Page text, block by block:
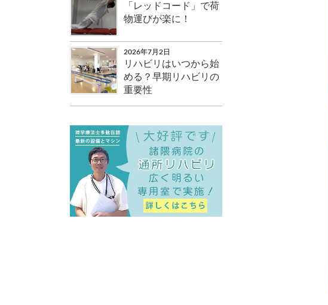
「レッドコード」で荷
物運びが楽に！
2026年7月2日
リハビリはいつから始
める？早期リハビリの
重要性